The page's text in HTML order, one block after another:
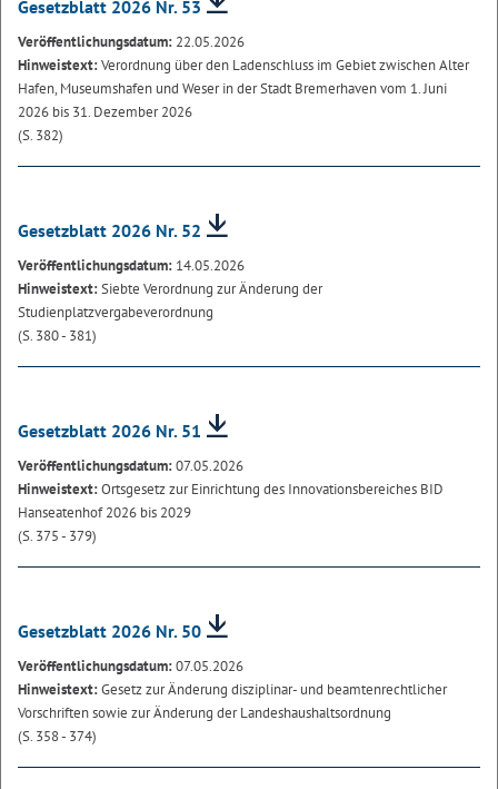
Gesetzblatt 2026 Nr. 53
Veröffentlichungsdatum: 22.05.2026
Hinweistext:Verordnung über den Ladenschluss im Gebiet zwischen Alter
Hafen, Museumshafen und Weser in der Stadt Bremerhaven vom 1. Juni
2026 bis 31. Dezember 2026
(S. 382)
Gesetzblatt 2026 Nr. 52
Veröffentlichungsdatum: 14.05.2026
Hinweistext:Siebte Verordnung zur Änderung der
Studienplatzvergabeverordnung
(S. 380 - 381)
Gesetzblatt 2026 Nr. 51
Veröffentlichungsdatum:07.05.2026
Hinweistext:Ortsgesetz zur Einrichtung des Innovationsbereiches BID
Hanseatenhof 2026 bis 2029
(S. 375 - 379)
Gesetzblatt 2026 Nr. 50
Veröffentlichungsdatum:07.05.2026
Hinweistext:Gesetz zur Änderung disziplinar- und beamtenrechtlicher
Vorschriften sowie zur Änderung der Landeshaushaltsordnung
(S. 358 - 374)